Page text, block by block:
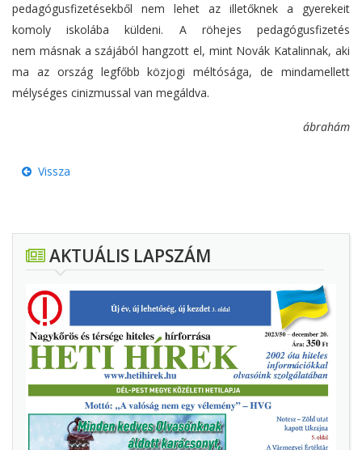
pedagógusfizetésekből nem lehet az illetőknek a gyerekeit
komoly iskolába küldeni. A röhejes pedagógusfizetés
nem másnak a szájából hangzott el, mint Novák Katalinnak, aki
ma az ország legfőbb közjogi méltósága, de mindamellett
mélységes cinizmussal van megáldva.
ábrahám
Vissza
AKTUÁLIS LAPSZÁM